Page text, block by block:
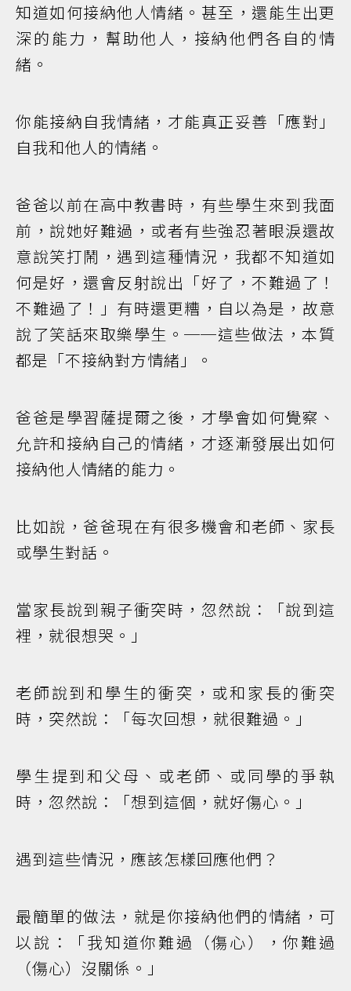
知道如何接納他人情緒。甚至，還能生出更
深的能力，幫助他人，接納他們各自的情
緒。
你能接納自我情緒，才能真正妥善「應對」
自我和他人的情緒。
爸爸以前在高中教書時，有些學生來到我面
前，說她好難過，或者有些強忍著眼淚還故
意說笑打鬧，遇到這種情況，我都不知道如
何是好，還會反射說出「好了，不難過了！
不難過了！」有時還更糟，自以為是，故意
說了笑話來取樂學生。──這些做法，本質
都是「不接納對方情緒」。
爸爸是學習薩提爾之後，才學會如何覺察、
允許和接納自己的情緒，才逐漸發展出如何
接納他人情緒的能力。
比如說，爸爸現在有很多機會和老師、家長
或學生對話。
當家長說到親子衝突時，忽然說：「說到這
裡，就很想哭。」
老師說到和學生的衝突，或和家長的衝突
時，突然說：「每次回想，就很難過。」
學生提到和父母、或老師、或同學的爭執
時，忽然說：「想到這個，就好傷心。」
遇到這些情況，應該怎樣回應他們？
最簡單的做法，就是你接納他們的情緒，可
以說：「我知道你難過（傷心），你難過
（傷心）沒關係。」